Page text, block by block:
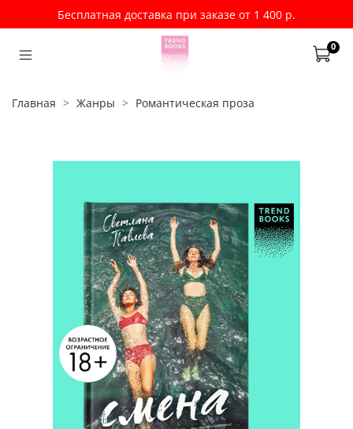
Бесплатная доставка при заказе от 1 400 р.
0
Главная Жанры Романтическая проза